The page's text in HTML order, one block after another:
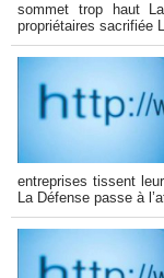
sommet trop haut
propriétaires sacrifiée
entreprises tissent
La Défense passe à